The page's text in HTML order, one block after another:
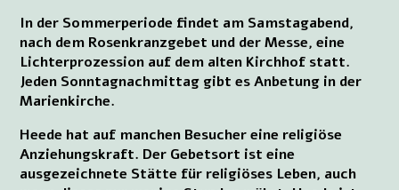
In der Sommerperiode findet am Samstagabend,
nach dem Rosenkranzgebet und der Messe, eine
Lichterprozession auf dem alten Kirchhof statt.
Jeden Sonntagnachmittag gibt es Anbetung in der
Marienkirche.
Heede hat auf manchen Besucher eine religiöse
Anziehungskraft. Der Gebetsort ist eine
ausgezeichnete Stätte für religiöses Leben, auch